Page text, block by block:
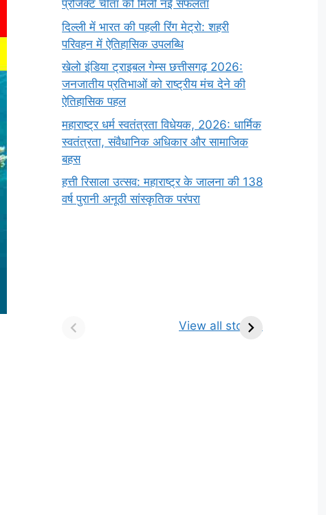
प्रोजेक्ट चीता को मिली नई सफलता
दिल्ली में भारत की पहली रिंग मेट्रो: शहरी
परिवहन में ऐतिहासिक उपलब्धि
खेलो इंडिया ट्राइबल गेम्स छत्तीसगढ़ 2026:
जनजातीय प्रतिभाओं को राष्ट्रीय मंच देने की
ऐतिहासिक पहल
महाराष्ट्र धर्म स्वतंत्रता विधेयक, 2026: धार्मिक
स्वतंत्रता, संवैधानिक अधिकार और सामाजिक
बहस
हत्ती रिसाला उत्सव: महाराष्ट्र के जालना की 138
वर्ष पुरानी अनूठी सांस्कृतिक परंपरा
View all stories
किसे कहते है? परिभाषा,
ज्योतिर्लिंग | नाम, स्थान एवं